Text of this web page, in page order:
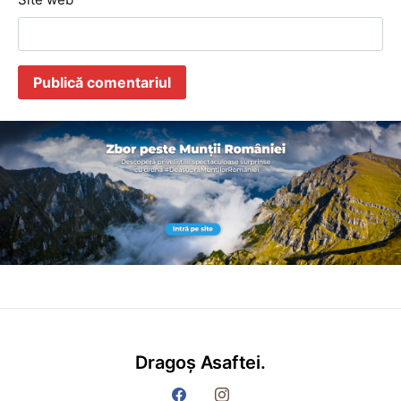
Dragoș Asaftei.